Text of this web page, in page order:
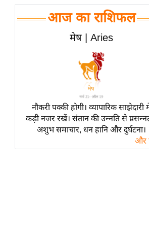
बॉलीवुड
हॉलीवुड
फिल्म समीक्षा
लाइफस्टाइल
टेक्नॉलॉजी
ब्यूटी/फैशन
घरेलू नुस्खे
आज का राशिफल
मेष | Aries
नौकरी पक्की होगी। व्यापारिक साझेदारी
कड़ी नजर रखें। संतान की उन्नति से
अशुभ समाचार, धन हानि और दुर्घटना।
और